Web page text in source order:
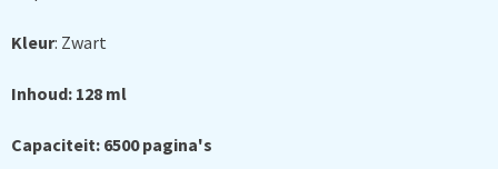
Kleur: Zwart
Inhoud: 128 ml
Capaciteit: 6500 pagina's